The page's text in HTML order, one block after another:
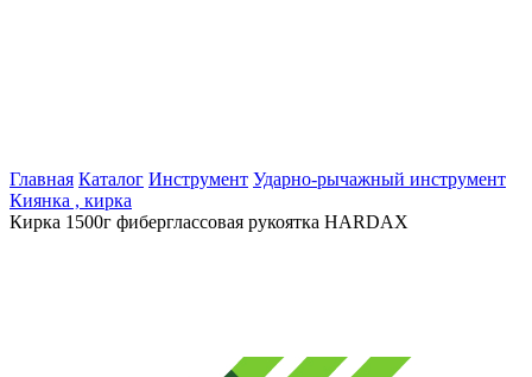
Главная Каталог Инструмент Ударно-рычажный инструмент
Киянка , кирка
Кирка 1500г фиберглассовая рукоятка HARDAX